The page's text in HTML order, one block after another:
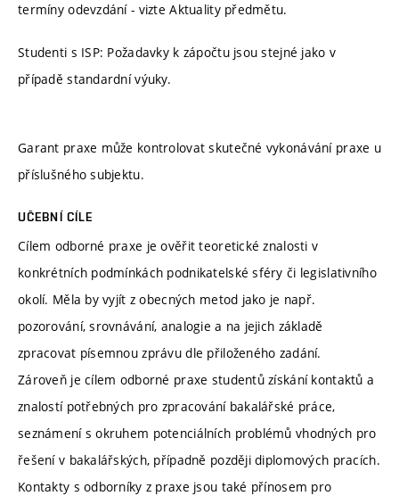
termíny odevzdání - vizte Aktuality předmětu.
Studenti s ISP: Požadavky k zápočtu jsou stejné jako v
případě standardní výuky.
Garant praxe může kontrolovat skutečné vykonávání praxe u
příslušného subjektu.
UČEBNÍ CÍLE
Cílem odborné praxe je ověřit teoretické znalosti v
konkrétních podmínkách podnikatelské sféry či legislativního
okolí. Měla by vyjít z obecných metod jako je např.
pozorování, srovnávání, analogie a na jejich základě
zpracovat písemnou zprávu dle přiloženého zadání.
Zároveň je cílem odborné praxe studentů získání kontaktů a
znalostí potřebných pro zpracování bakalářské práce,
seznámení s okruhem potenciálních problémů vhodných pro
řešení v bakalářských, případně později diplomových pracích.
Kontakty s odborníky z praxe jsou také přínosem pro